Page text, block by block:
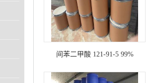
间苯二甲酸 121-91-5 99%